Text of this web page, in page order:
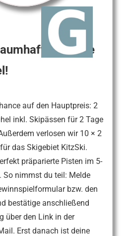
Skitage
auf den Hauptpreis: 2
inkl. Skipässen für 2 Tage
verlosen wir 10 × 2
das Skigebiet KitzSki.
präparierte Pisten im 5-
So nimmst du teil: Melde
bzw. den
bestätige anschließend
über den Link in der
Erst danach ist deine